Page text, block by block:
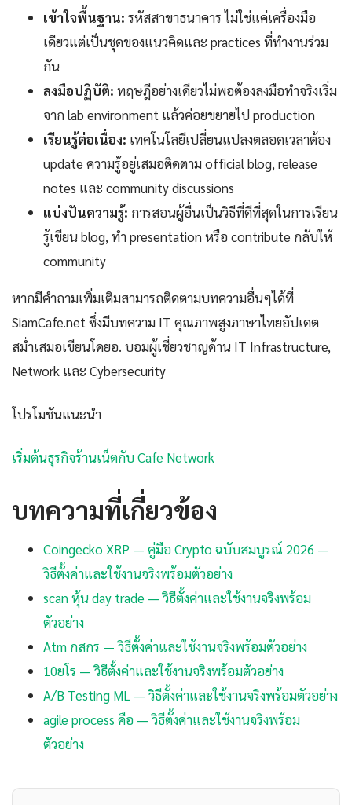
เข้าใจพื้นฐาน: รหัสสาขาธนาคาร ไม่ใช่แค่เครื่องมือ
เดียวแต่เป็นชุดของแนวคิดและ practices ที่ทำงานร่วม
กัน
ลงมือปฏิบัติ: ทฤษฎีอย่างเดียวไม่พอต้องลงมือทำจริงเริ่ม
จาก lab environment แล้วค่อยขยายไป production
เรียนรู้ต่อเนื่อง: เทคโนโลยีเปลี่ยนแปลงตลอดเวลาต้อง
update ความรู้อยู่เสมอติดตาม official blog, release
notes และ community discussions
แบ่งปันความรู้: การสอนผู้อื่นเป็นวิธีที่ดีที่สุดในการเรียน
รู้เขียน blog, ทำ presentation หรือ contribute กลับให้
community
หากมีคำถามเพิ่มเติมสามารถติดตามบทความอื่นๆได้ที่
SiamCafe.net ซึ่งมีบทความ IT คุณภาพสูงภาษาไทยอัปเดต
สม่ำเสมอเขียนโดยอ. บอมผู้เชี่ยวชาญด้าน IT Infrastructure,
Network และ Cybersecurity
โปรโมชันแนะนำ
เริ่มต้นธุรกิจร้านเน็ตกับ Cafe Network
บทความที่เกี่ยวข้อง
Coingecko XRP — คู่มือ Crypto ฉบับสมบูรณ์ 2026 —
วิธีตั้งค่าและใช้งานจริงพร้อมตัวอย่าง
scan หุ้น day trade — วิธีตั้งค่าและใช้งานจริงพร้อม
ตัวอย่าง
Atm กสกร — วิธีตั้งค่าและใช้งานจริงพร้อมตัวอย่าง
10ยโร — วิธีตั้งค่าและใช้งานจริงพร้อมตัวอย่าง
A/B Testing ML — วิธีตั้งค่าและใช้งานจริงพร้อมตัวอย่าง
agile process คือ — วิธีตั้งค่าและใช้งานจริงพร้อม
ตัวอย่าง